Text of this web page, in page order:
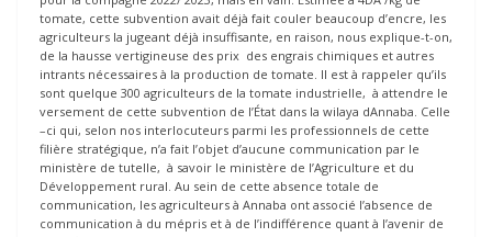
tomate, cette subvention avait déjà fait couler beaucoup d’encre, les
agriculteurs la jugeant déjà insuffisante, en raison, nous explique-t-on,
de la hausse vertigineuse des prix des engrais chimiques et autres
intrants nécessaires à la production de tomate. Il est à rappeler qu’ils
sont quelque 300 agriculteurs de la tomate industrielle, à attendre le
versement de cette subvention de l’État dans la wilaya dAnnaba. Celle
–ci qui, selon nos interlocuteurs parmi les professionnels de cette
filière stratégique, n’a fait l’objet d’aucune communication par le
ministère de tutelle, à savoir le ministère de l’Agriculture et du
Développement rural. Au sein de cette absence totale de
communication, les agriculteurs à Annaba ont associé l’absence de
communication à du mépris et à de l’indifférence quant à l’avenir de